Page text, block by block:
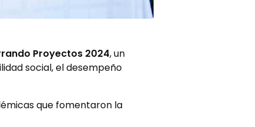
Proyectos 2024, un
social, el desempeño
que fomentaron la